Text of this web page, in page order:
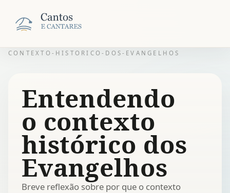
CONTEXTO-HISTORICO-DOS-EVANGELHOS
Entendendo
o contexto
histórico dos
Evangelhos
Breve reflexão sobre por que o contexto